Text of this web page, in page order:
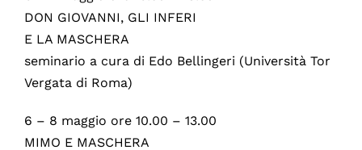
DON GIOVANNI, GLI INFERI
E LA MASCHERA
seminario a cura di Edo Bellingeri (Università Tor
Vergata di Roma)
6 – 8 maggio ore 10.00 – 13.00
MIMO E MASCHERA